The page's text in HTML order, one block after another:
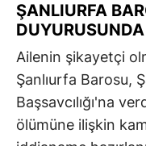
ŞANLIURFA
Ailenin şikayetçi
Şanlıurfa Barosu,
Başsavcılığı'na
ölümüne ilişkin